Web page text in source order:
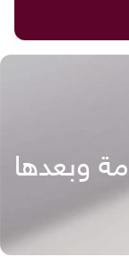
وبعدها